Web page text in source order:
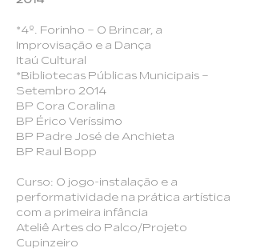
*4º. Forinho – O Brincar, a
Improvisação e a Dança
Itaú Cultural
*Bibliotecas Públicas Municipais –
Setembro 2014
BP Cora Coralina
BP Érico Veríssimo
BP Padre José de Anchieta
BP Raul Bopp
Curso: O jogo-instalação e a
performatividade na prática artística
com a primeira infância
Ateliê Artes do Palco/Projeto
Cupinzeiro